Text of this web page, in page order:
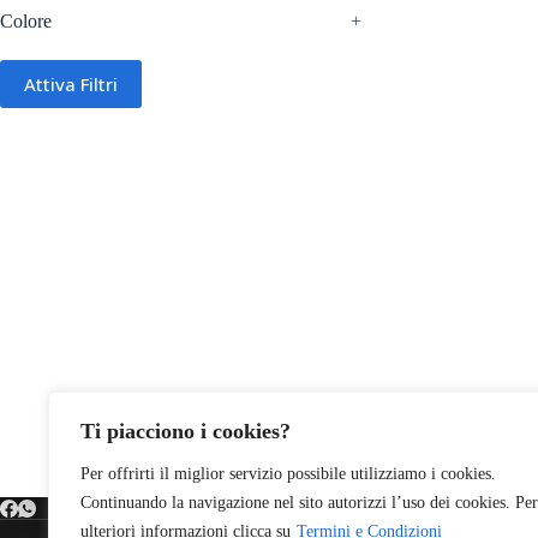
Ti piacciono i cookies?
Per offrirti il miglior servizio possibile utilizziamo i cookies.
Continuando la navigazione nel sito autorizzi l’uso dei cookies. Per
ulteriori informazioni clicca su Termini e Condizioni
Colore +
Attiva Filtri